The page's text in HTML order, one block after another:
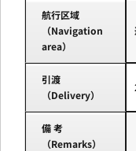
航行区域
（Navigation
area）
引渡
（Delivery）
備 考
（Remarks）